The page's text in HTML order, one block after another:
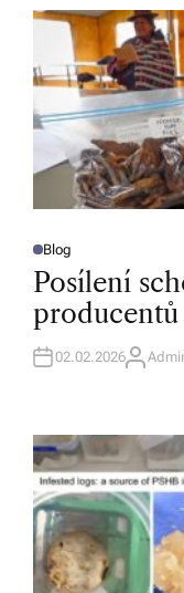
P
O
E
D
N
Blog
Posílení
02.02.2026A
R